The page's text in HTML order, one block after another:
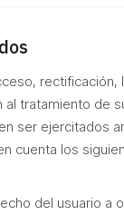
rectificación,
tratamiento de
ser ejercitados
cuenta los
del usuario a